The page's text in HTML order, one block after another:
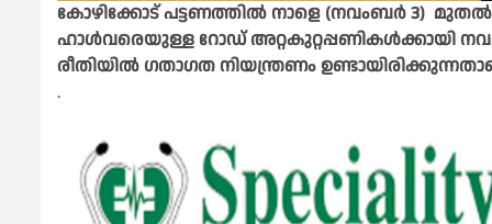
കോഴിക്കോട് പട്ടണത്തിൽ നാളെ (നവംബർ 3)
ഹാൾവരെയുള്ള റോഡ് അറ്റകുറ്റപ്പണികൾക്കായി
രീതിയിൽ ഗതാഗത നിയന്ത്രണം
.